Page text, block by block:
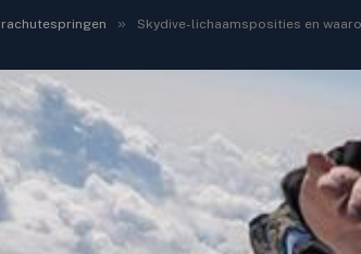
» Skydive-lichaamsposities en